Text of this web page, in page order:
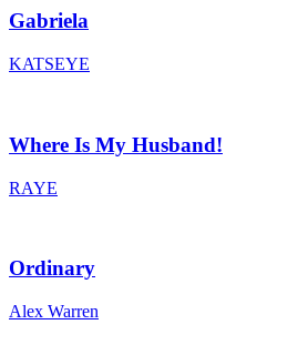
Gabriela
KATSEYE
Where Is My Husband!
RAYE
Ordinary
Alex Warren